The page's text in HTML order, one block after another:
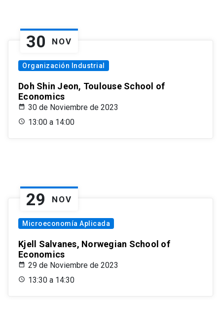
30 NOV
Organización Industrial
Doh Shin Jeon, Toulouse School of
Economics
30 de Noviembre de 2023
13:00 a 14:00
29 NOV
Microeconomía Aplicada
Kjell Salvanes, Norwegian School of
Economics
29 de Noviembre de 2023
13:30 a 14:30